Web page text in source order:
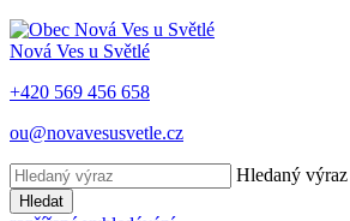
Nová Ves u Světlé
+420 569 456 658
ou@novavesusvetle.cz
Hledaný výraz
Hledat